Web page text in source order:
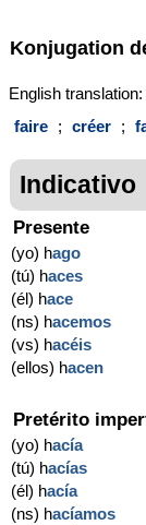
Konjugation
English translation:
faire ; créer ;
Indicativo
Presente
(yo) hago
(tú) haces
(él) hace
(ns) hacemos
(vs) hacéis
(ellos) hacen
Pretérito
(yo) hacía
(tú) hacías
(él) hacía
(ns) hacíamos